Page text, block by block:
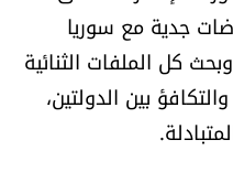
جدية مع سوريا
كل الملفات الثنائية
بين الدولتين،